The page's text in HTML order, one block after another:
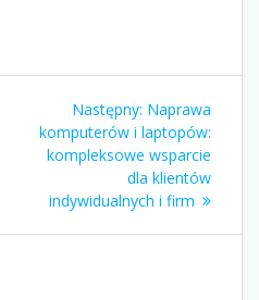
Następny: Następny
wpis:
Naprawa
komputerów i laptopów:
kompleksowe wsparcie
dla klientów
indywidualnych i firm